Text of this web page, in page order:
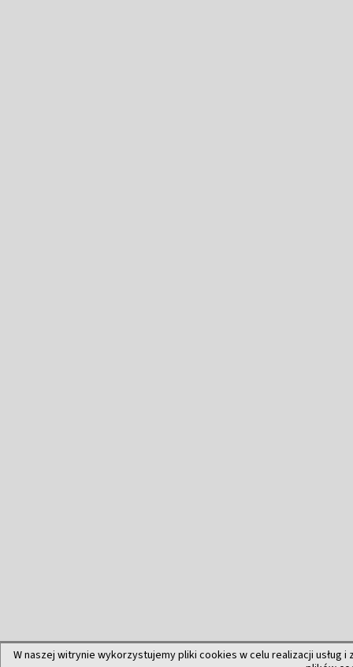
W naszej witrynie wykorzystujemy pliki cookies w celu realizacji usług i